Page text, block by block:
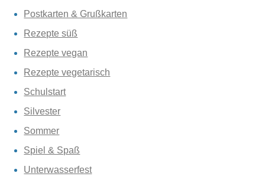
Postkarten & Grußkarten
Rezepte süß
Rezepte vegan
Rezepte vegetarisch
Schulstart
Silvester
Sommer
Spiel & Spaß
Unterwasserfest